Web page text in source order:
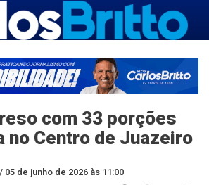
com 33 porções
no Centro de Juazeiro
05 de junho de 2026 às 11:00